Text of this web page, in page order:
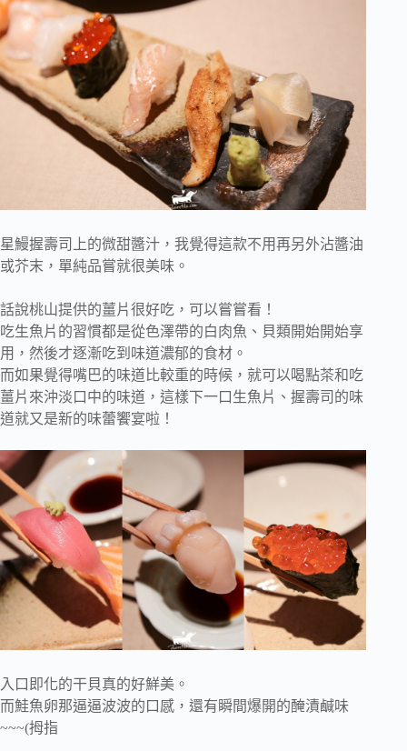
星鰻握壽司上的微甜醬汁，我覺得這款不用再另外沾醬油
或芥末，單純品嘗就很美味。
話說桃山提供的薑片很好吃，可以嘗嘗看！
吃生魚片的習慣都是從色澤帶的白肉魚、貝類開始開始享
用，然後才逐漸吃到味道濃郁的食材。
而如果覺得嘴巴的味道比較重的時候，就可以喝點茶和吃
薑片來沖淡口中的味道，這樣下一口生魚片、握壽司的味
道就又是新的味蕾饗宴啦！
入口即化的干貝真的好鮮美。
而鮭魚卵那逼逼波波的口感，還有瞬間爆開的醃漬鹹味
~~~(拇指